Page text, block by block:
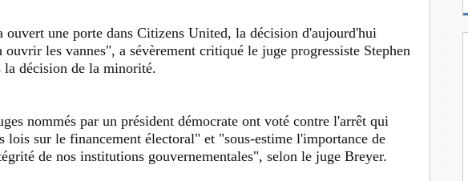
ouvert une porte dans Citizens United, la décision d'aujourd'hui
les vannes", a sévèrement critiqué le juge progressiste Stephen
la décision de la minorité.
nommés par un président démocrate ont voté contre l'arrêt qui
lois sur le financement électoral" et "sous-estime l'importance de
de nos institutions gouvernementales", selon le juge Breyer.